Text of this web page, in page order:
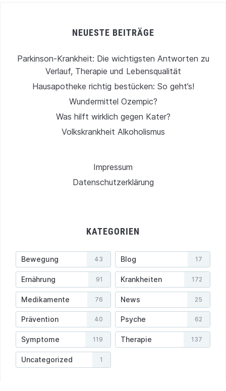
NEUESTE BEITRÄGE
Parkinson-Krankheit: Die wichtigsten Antworten zu
Verlauf, Therapie und Lebensqualität
Hausapotheke richtig bestücken: So geht’s!
Wundermittel Ozempic?
Was hilft wirklich gegen Kater?
Volkskrankheit Alkoholismus
Impressum
Datenschutzerklärung
KATEGORIEN
Bewegung 43 Blog 17
Ernährung 91 Krankheiten 172
Medikamente 76 News 25
Prävention 40 Psyche 62
Symptome 119 Therapie 137
Uncategorized 1